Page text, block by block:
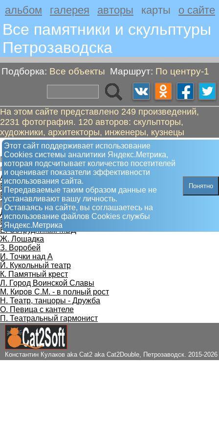
альбом галерея авторы карты о сайте
Все памятники и скульптуры
Петрозаводскa
Подборка: Все объекты Маршрут: По центру-1
На этом сайте представлено 249 произведений,
2231 фотография. 120 авторов: скульпторы,
художники, архитекторы, инженеры, кузнецы
Этот сайт поддерживает использование
Сookies системы аналитики Яндекс.Метрика,
которая подсчитывает количество посетителей
и оценивает показатели эффективности
использования сайта.
Передаваемые таким образом данные не
устанавливают вашу личность.
Оставаясь на сайте, вы соглашаетесь на
использование файлов Сookies службы
Яндекс.Метрика
Понятно
По центру-1
Пешком от "Андропов Ю.В." до "Театральный
гармонист"
А. Андропов Ю.В.
Б. Державин Г.Р., портрет
В. Львы
Г. Вечный огонь
Д. Братская могила
Е. Гаскойн, Чарльз
Ё. Сотрудникам МВД
Ж. Лошадка
З. Воробей
И. Точки над А
Й. Кукольный театр
К. Памятный крест
Л. Город Воинской Славы
М. Киров С.М. - в полный рост
Н. Театр, танцоры - Дружба
О. Певица с кантеле
П. Театральный гармонист
Константин Кулаков aka Cat2 aka Cat2Double, Петрозаводск. 2015-2026